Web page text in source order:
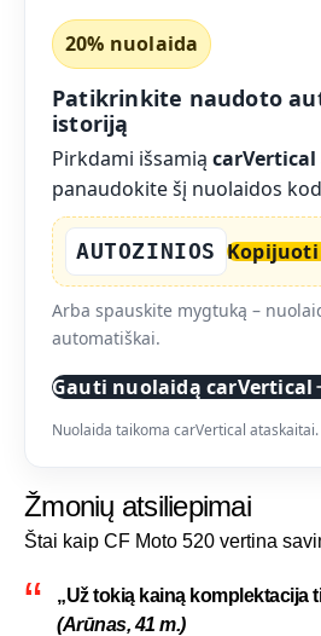
20% nuolaida
Patikrinkite naudoto
istoriją
Pirkdami išsamią carVertical
panaudokite šį nuolaidos
AUTOZINIOS
Arba spauskite mygtuką –
automatiškai.
Gauti nuolaidą carVertical
Nuolaida taikoma carVertical
Žmonių atsiliepimai
Štai kaip CF Moto 520 vertina
„Už tokią kainą komplektacija
(Arūnas, 41 m.)